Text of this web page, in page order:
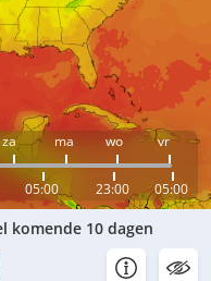
za ma wo vr
05:00 23:00 05:00
komende 10 dagen